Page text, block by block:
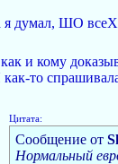
я думал, ШО
и кому
как-то
Цитата:
Сообщение от
Нормальный